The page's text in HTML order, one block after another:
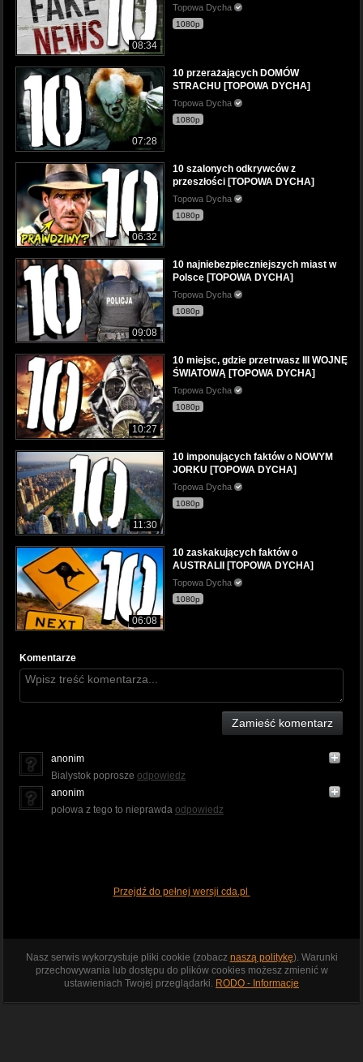
08:34
Topowa Dycha
1080p
07:28
10 przerażających DOMÓW
STRACHU [TOPOWA DYCHA]
Topowa Dycha
1080p
06:32
10 szalonych odkrywców z
przeszłości [TOPOWA DYCHA]
Topowa Dycha
1080p
09:08
10 najniebezpieczniejszych miast w
Polsce [TOPOWA DYCHA]
Topowa Dycha
1080p
10:27
10 miejsc, gdzie przetrwasz III WOJNĘ
ŚWIATOWĄ [TOPOWA DYCHA]
Topowa Dycha
1080p
11:30
10 imponujących faktów o NOWYM
JORKU [TOPOWA DYCHA]
Topowa Dycha
1080p
06:08
10 zaskakujących faktów o
AUSTRALII [TOPOWA DYCHA]
Topowa Dycha
1080p
Komentarze
Zamieść komentarz
anonim
Bialystok poprosze odpowiedz
anonim
połowa z tego to nieprawda odpowiedz
Przejdź do pełnej wersji cda.pl
Nasz serwis wykorzystuje pliki cookie (zobacz naszą politykę). Warunki
przechowywania lub dostępu do plików cookies możesz zmienić w
ustawieniach Twojej przeglądarki. RODO - Informacje